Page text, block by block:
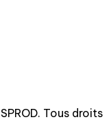
Tous droits